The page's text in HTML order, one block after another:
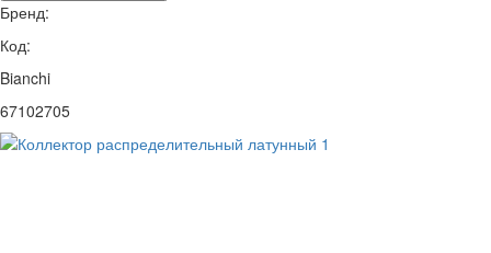
Бренд:
Код:
Bianchi
67102705